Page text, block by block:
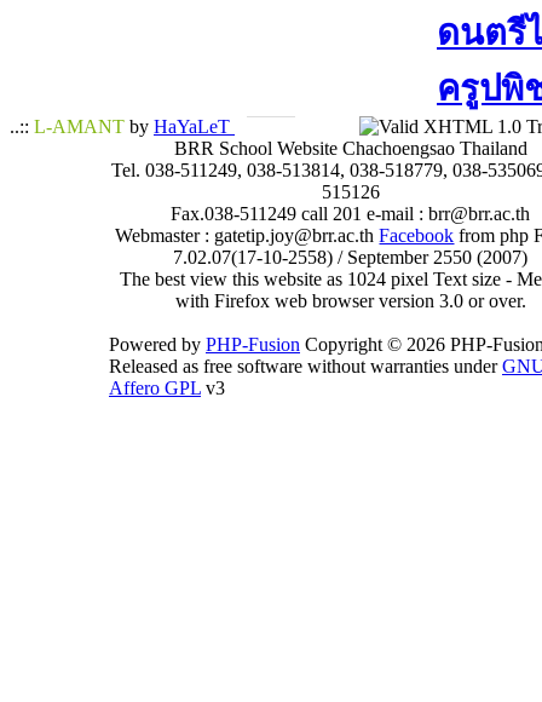
ดนตรี
ครูปพิ
..:: L-AMANT by HaYaLeT
BRR School Website Chachoengsao Thailand
Tel. 038-511249, 038-513814, 038-518779, 038-
515126
Fax.038-511249 call 201 e-mail : brr@brr.ac.th
Webmaster : gatetip.joy@brr.ac.thFacebook from php
7.02.07(17-10-2558) / September 2550 (2007)
The best view this website as 1024 pixel Text size -
with Firefox web browser version 3.0 or over.
Powered by PHP-Fusion Copyright © 2026 PHP-
Released as free software without warranties under
Affero GPL v3